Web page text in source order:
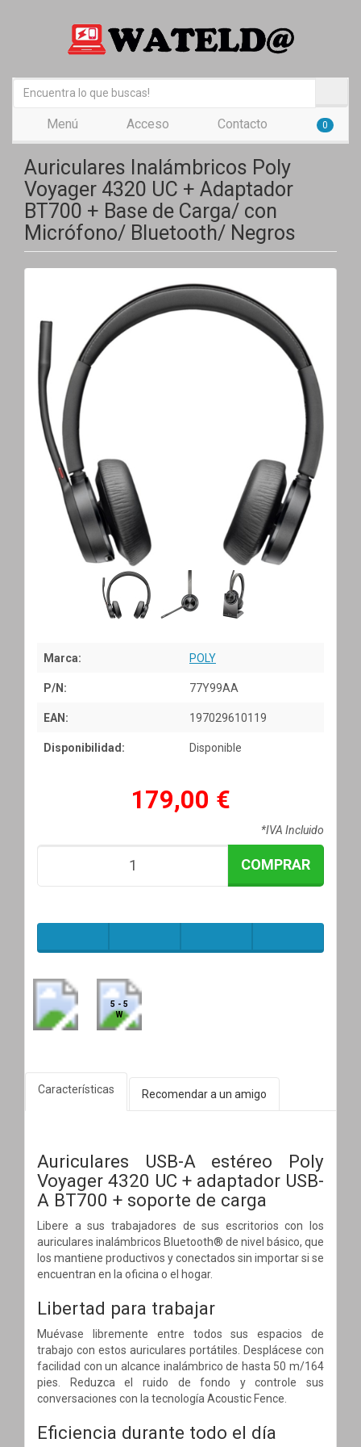
Menú Acceso Contacto 0
Auriculares Inalámbricos Poly
Voyager 4320 UC + Adaptador
BT700 + Base de Carga/ con
Micrófono/ Bluetooth/ Negros
Marca: POLY
P/N: 77Y99AA
EAN: 197029610119
Disponibilidad: Disponible
179,00 €
*IVA Incluido
COMPRAR
5 - 5
W
Características Recomendar a un amigo
Auriculares USB-A estéreo Poly
Voyager 4320 UC + adaptador USB-
A BT700 + soporte de carga
Libere a sus trabajadores de sus escritorios con los
auriculares inalámbricos Bluetooth® de nivel básico, que
los mantiene productivos y conectados sin importar si se
encuentran en la oficina o el hogar.
Libertad para trabajar
Muévase libremente entre todos sus espacios de
trabajo con estos auriculares portátiles. Desplácese con
facilidad con un alcance inalámbrico de hasta 50 m/164
pies. Reduzca el ruido de fondo y controle sus
conversaciones con la tecnología Acoustic Fence.
Eficiencia durante todo el día